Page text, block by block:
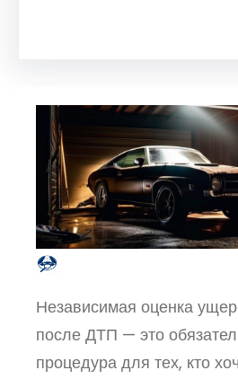
Независимая оценка
после ДТП — это
процедура для тех, кто